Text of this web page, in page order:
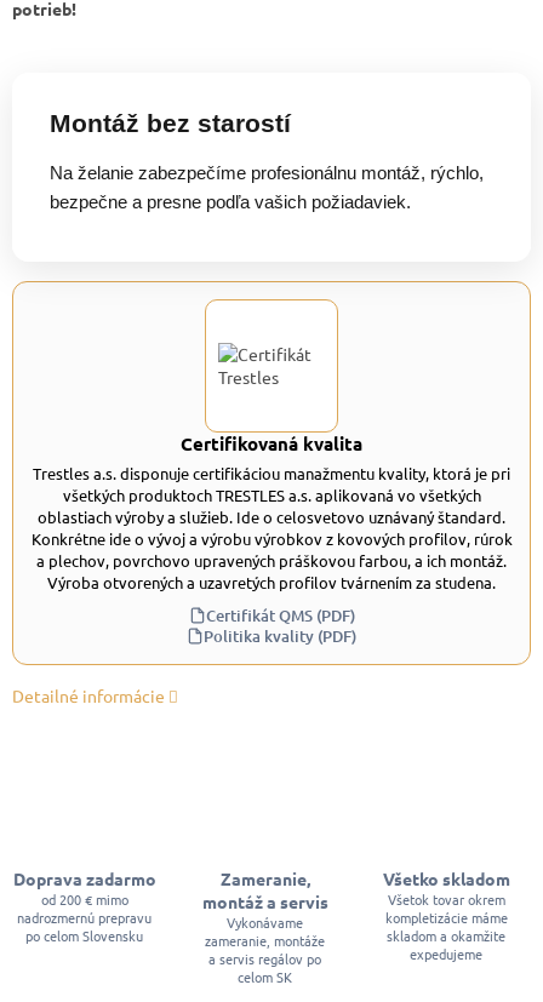
potrieb!
Montáž bez starostí
Na želanie zabezpečíme profesionálnu montáž, rýchlo,
bezpečne a presne podľa vašich požiadaviek.
Certifikovaná kvalita
Trestles a.s. disponuje certifikáciou manažmentu kvality, ktorá je pri
všetkých produktoch TRESTLES a.s. aplikovaná vo všetkých
oblastiach výroby a služieb. Ide o celosvetovo uznávaný štandard.
Konkrétne ide o vývoj a výrobu výrobkov z kovových profilov, rúrok
a plechov, povrchovo upravených práškovou farbou, a ich montáž.
Výroba otvorených a uzavretých profilov tvárnením za studena.
Certifikát QMS (PDF)
Politika kvality (PDF)
Detailné informácie
Doprava zadarmo
od 200 € mimo
nadrozmernú prepravu
po celom Slovensku
Zameranie,
montáž a servis
Vykonávame
zameranie, montáže
a servis regálov po
celom SK
Všetko skladom
Všetok tovar okrem
kompletizácie máme
skladom a okamžite
expedujeme